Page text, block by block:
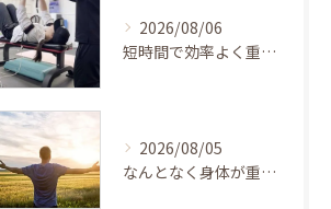
2026/08/06
短時間で効率よく重いものを持たずに続けやすい、高齢の方にもおすすめの加圧トレーニング BEZEL大阪茨木店
2026/08/05
なんとなく身体が重い…自律神経の乱れに悩み続けた女性が「低負荷・短時間の加圧トレーニング」で心身の軽さを取り戻した話